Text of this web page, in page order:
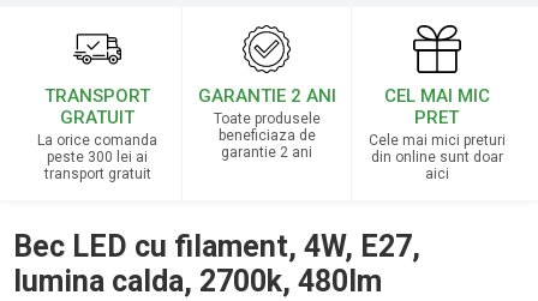
TRANSPORT
GRATUIT
La orice comanda
peste 300 lei ai
transport gratuit
GARANTIE 2 ANI
Toate produsele
beneficiaza de
garantie 2 ani
CEL MAI MIC
PRET
Cele mai mici preturi
din online sunt doar
aici
Bec LED cu filament, 4W, E27,
lumina calda, 2700k, 480lm